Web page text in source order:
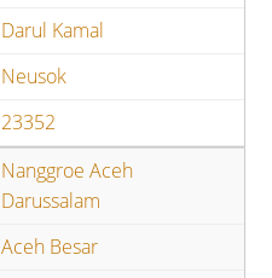
Darul Kamal
Neusok
23352
Nanggroe Aceh
Darussalam
Aceh Besar